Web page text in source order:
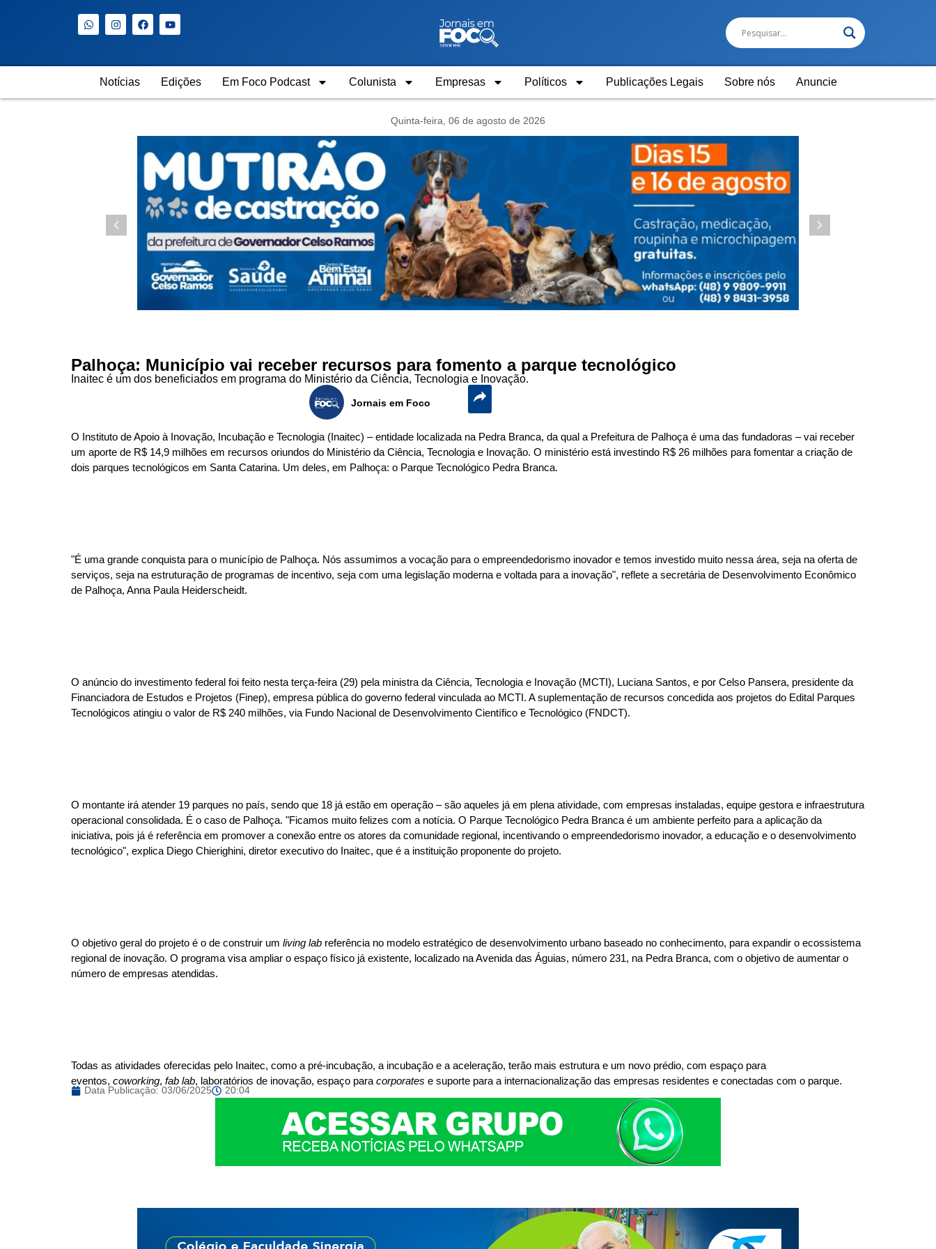
Notícias Edições Em Foco Podcast Colunista Empresas Políticos Publicações Legais Sobre nós Anuncie
Quinta-feira, 06 de agosto de 2026
Palhoça: Município vai receber recursos para fomento a parque tecnológico
Inaitec é um dos beneficiados em programa do Ministério da Ciência, Tecnologia e Inovação.
Jornais em Foco
O Instituto de Apoio à Inovação, Incubação e Tecnologia (Inaitec) – entidade localizada na Pedra Branca, da qual a Prefeitura de Palhoça é uma das fundadoras – vai receber
um aporte de R$ 14,9 milhões em recursos oriundos do Ministério da Ciência, Tecnologia e Inovação. O ministério está investindo R$ 26 milhões para fomentar a criação de
dois parques tecnológicos em Santa Catarina. Um deles, em Palhoça: o Parque Tecnológico Pedra Branca.
"É uma grande conquista para o município de Palhoça. Nós assumimos a vocação para o empreendedorismo inovador e temos investido muito nessa área, seja na oferta de
serviços, seja na estruturação de programas de incentivo, seja com uma legislação moderna e voltada para a inovação", reflete a secretária de Desenvolvimento Econômico
de Palhoça, Anna Paula Heiderscheidt.
O anúncio do investimento federal foi feito nesta terça-feira (29) pela ministra da Ciência, Tecnologia e Inovação (MCTI), Luciana Santos, e por Celso Pansera, presidente da
Financiadora de Estudos e Projetos (Finep), empresa pública do governo federal vinculada ao MCTI. A suplementação de recursos concedida aos projetos do Edital Parques
Tecnológicos atingiu o valor de R$ 240 milhões, via Fundo Nacional de Desenvolvimento Científico e Tecnológico (FNDCT).
O montante irá atender 19 parques no país, sendo que 18 já estão em operação – são aqueles já em plena atividade, com empresas instaladas, equipe gestora e infraestrutura
operacional consolidada. É o caso de Palhoça. "Ficamos muito felizes com a notícia. O Parque Tecnológico Pedra Branca é um ambiente perfeito para a aplicação da
iniciativa, pois já é referência em promover a conexão entre os atores da comunidade regional, incentivando o empreendedorismo inovador, a educação e o desenvolvimento
tecnológico", explica Diego Chierighini, diretor executivo do Inaitec, que é a instituição proponente do projeto.
O objetivo geral do projeto é o de construir um living lab referência no modelo estratégico de desenvolvimento urbano baseado no conhecimento, para expandir o ecossistema
regional de inovação. O programa visa ampliar o espaço físico já existente, localizado na Avenida das Águias, número 231, na Pedra Branca, com o objetivo de aumentar o
número de empresas atendidas.
Todas as atividades oferecidas pelo Inaitec, como a pré-incubação, a incubação e a aceleração, terão mais estrutura e um novo prédio, com espaço para
eventos, coworking, fab lab, laboratórios de inovação, espaço paracorporates e suporte para a internacionalização das empresas residentes e conectadas com o parque.
Data Publicação: 03/06/2025 20:04